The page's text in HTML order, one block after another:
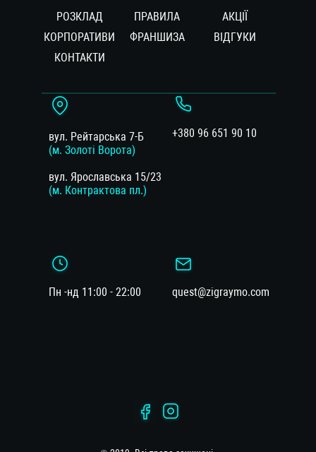
РОЗКЛАД ПРАВИЛА
АКЦІЇ
КОРПОРАТИВИ
ФРАНШИЗА
ВIДГУКИ
КОНТАКТИ
вул. Рейтарська 7-Б
(м. Золоті Ворота)
вул. Ярославська 15/23
(м. Контрактова пл.)
+380 96 651 90 10
Пн -нд 11:00 - 22:00 quest@zigraymo.com